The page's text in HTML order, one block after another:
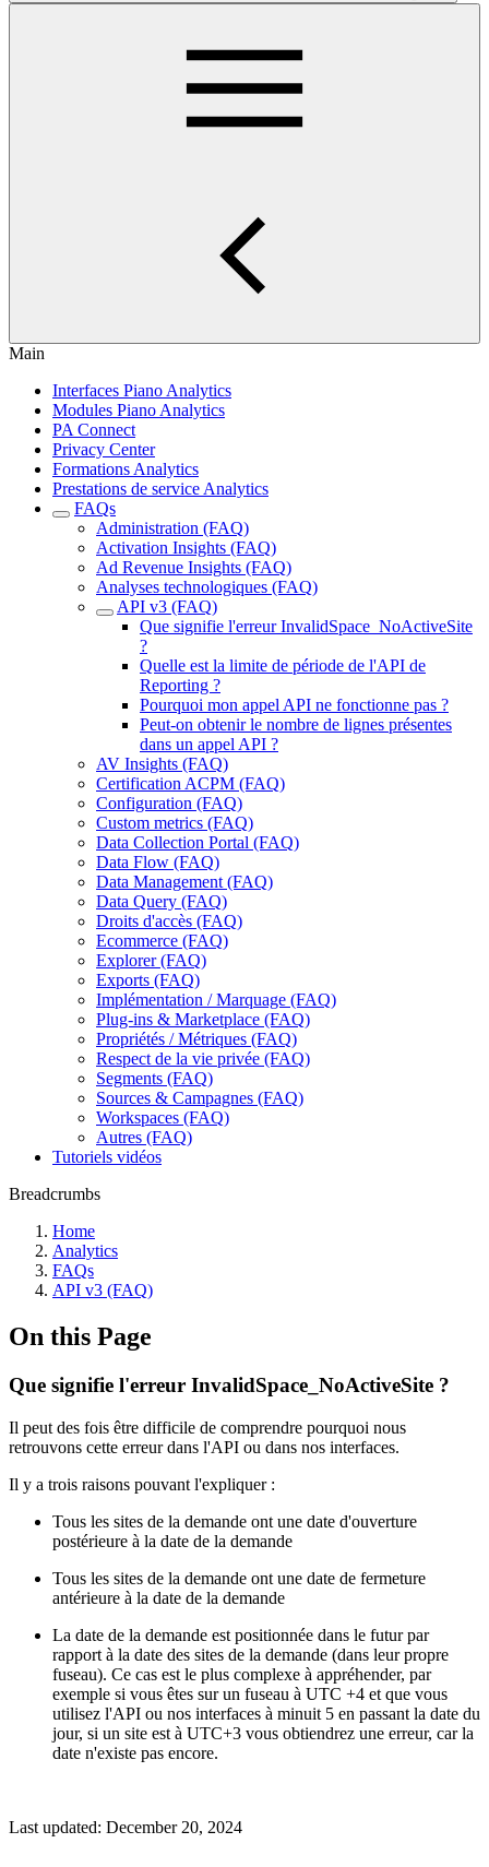
Main
Interfaces Piano Analytics
Modules Piano Analytics
PA Connect
Privacy Center
Formations Analytics
Prestations de service Analytics
FAQs
Administration (FAQ)
Activation Insights (FAQ)
Ad Revenue Insights (FAQ)
Analyses technologiques (FAQ)
API v3 (FAQ)
Que signifie l'erreur InvalidSpace_NoActiveSite
?
Quelle est la limite de période de l'API de
Reporting ?
Pourquoi mon appel API ne fonctionne pas ?
Peut-on obtenir le nombre de lignes présentes
dans un appel API ?
AV Insights (FAQ)
Certification ACPM (FAQ)
Configuration (FAQ)
Custom metrics (FAQ)
Data Collection Portal (FAQ)
Data Flow (FAQ)
Data Management (FAQ)
Data Query (FAQ)
Droits d'accès (FAQ)
Ecommerce (FAQ)
Explorer (FAQ)
Exports (FAQ)
Implémentation / Marquage (FAQ)
Plug-ins & Marketplace (FAQ)
Propriétés / Métriques (FAQ)
Respect de la vie privée (FAQ)
Segments (FAQ)
Sources & Campagnes (FAQ)
Workspaces (FAQ)
Autres (FAQ)
Tutoriels vidéos
Breadcrumbs
Home
Analytics
FAQs
API v3 (FAQ)
On this Page
Que signifie l'erreur InvalidSpace_NoActiveSite ?
Il peut des fois être difficile de comprendre pourquoi nous
retrouvons cette erreur dans l'API ou dans nos interfaces.
Il y a trois raisons pouvant l'expliquer :
Tous les sites de la demande ont une date d'ouverture
postérieure à la date de la demande
Tous les sites de la demande ont une date de fermeture
antérieure à la date de la demande
La date de la demande est positionnée dans le futur par
rapport à la date des sites de la demande (dans leur propre
fuseau). Ce cas est le plus complexe à appréhender, par
exemple si vous êtes sur un fuseau à UTC +4 et que vous
utilisez l'API ou nos interfaces à minuit 5 en passant la date du
jour, si un site est à UTC+3 vous obtiendrez une erreur, car la
date n'existe pas encore.
Last updated: December 20, 2024